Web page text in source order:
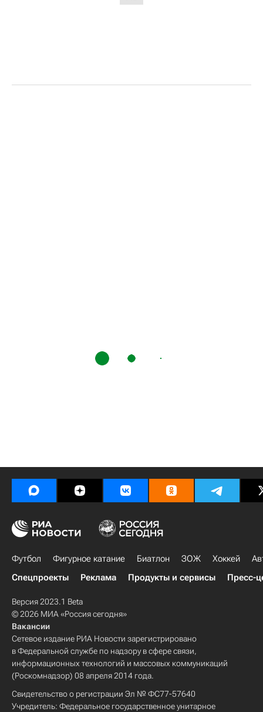
Футбол Фигурное катание Биатлон ЗОЖ Хоккей
Спецпроекты
Реклама Продукты и сервисы Пресс-
Версия 2023.1 Beta
© 2026 МИА «Россия сегодня»
Вакансии
Сетевое издание РИА Новости зарегистрировано
в Федеральной службе по надзору в сфере связи,
информационных технологий и массовых коммуникаций
(Роскомнадзор) 08 апреля 2014 года.
Свидетельство о регистрации Эл № ФС77-57640
Учредитель: Федеральное государственное унитарное